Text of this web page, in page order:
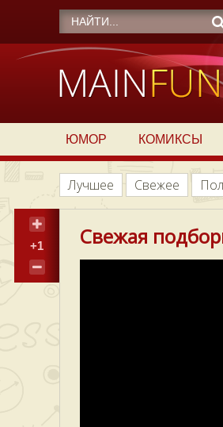
ЮМОР КОМИКСЫ
Лучшее Свежее
+1 Свежая